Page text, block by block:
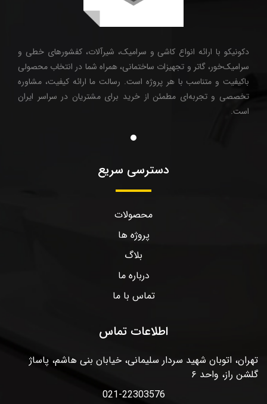
دکونیکو با ارائه انواع کاشی و سرامیک، شیرآلات، کفشورهای خطی و
سرامیک‌خور، گاتر و تجهیزات ساختمانی، همراه شما در انتخاب محصولی
باکیفیت و متناسب با هر پروژه است. رسالت ما ارائه کیفیت، مشاوره
تخصصی و تجربه‌ای مطمئن از خرید برای مشتریان در سراسر ایران
است.
دسترسی سریع
محصولات
پروژه ها
بلاگ
درباره ما
تماس با ما
اطلاعات تماس
تهران، اتوبان شهید سردار سلیمانی، خیابان بنی هاشم، پاساژ
گلشن راز، واحد ۶
021-22303576